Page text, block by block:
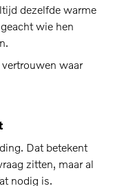
dezelfde warme
wie hen
waar
Dat betekent
zitten, maar al
nodig is.